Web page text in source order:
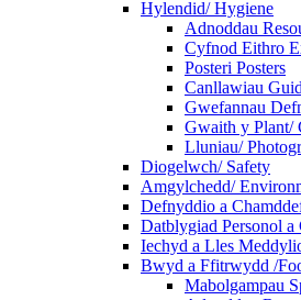
Hylendid/ Hygiene
Adnoddau
Cyfnod Eithro
Posteri Posters
Canllawiau
Gwefannau
Gwaith y Plant/
Lluniau/
Diogelwch/ Safety
Amgylchedd/
Defnyddio a
Datblygiad Personol a
Iechyd a Lles
Bwyd a Ffitrwydd /
Mabolgampau